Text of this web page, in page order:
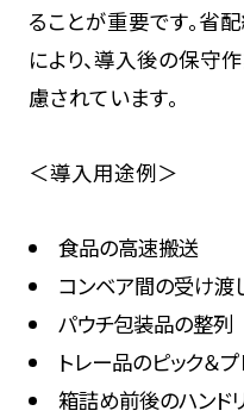
ることが重要です。省
により、導入後の保守
慮されています。
＜導入用途例＞
食品の高速搬送
コンベア間の受け渡
パウチ包装品の整列
トレー品のピック＆
箱詰め前後のハンド